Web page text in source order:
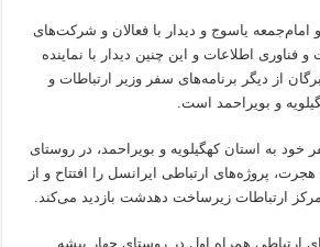
و امام‌جمعه یاسوج و دیدار با فعالان و شرکت‌های
فناوری اطلاعات و این چنین دیدار با نماینده
از دیگر برنامه‌های سفر وزیر ارتباطات و
و بویراحمد است.
به استان کهگیلویه و بویراحمد، در روستای
پروژه‌های ارتباطی ایرانسل را افتتاح و از
ارتباطات زیرساخت دهدشت بازدید می‌کند.
ارتباطی همراه اول در روستای چهار بیشه